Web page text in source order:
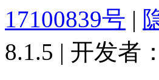
17100839号 |
8.1.5 | 开发者